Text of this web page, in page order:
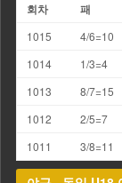
회차 패
1015 4/6=10
1014
1/3=4
1013
8/7=15
1012
2/5=7
1011
3/8=11